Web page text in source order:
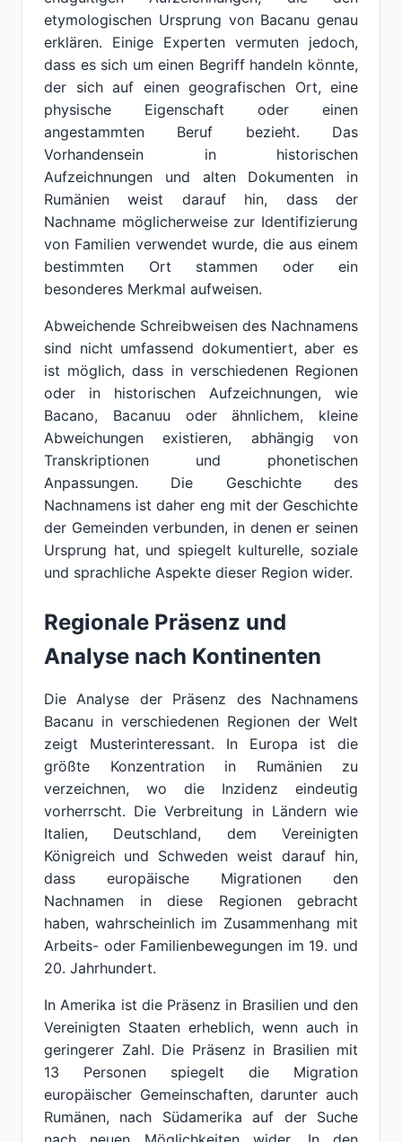
etymologischen Ursprung von Bacanu genau
erklären. Einige Experten vermuten jedoch,
dass es sich um einen Begriff handeln könnte,
der sich auf einen geografischen Ort, eine
physische Eigenschaft oder einen
angestammten Beruf bezieht. Das
Vorhandensein in historischen
Aufzeichnungen und alten Dokumenten in
Rumänien weist darauf hin, dass der
Nachname möglicherweise zur Identifizierung
von Familien verwendet wurde, die aus einem
bestimmten Ort stammen oder ein
besonderes Merkmal aufweisen.
Abweichende Schreibweisen des Nachnamens
sind nicht umfassend dokumentiert, aber es
ist möglich, dass in verschiedenen Regionen
oder in historischen Aufzeichnungen, wie
Bacano, Bacanuu oder ähnlichem, kleine
Abweichungen existieren, abhängig von
Transkriptionen und phonetischen
Anpassungen. Die Geschichte des
Nachnamens ist daher eng mit der Geschichte
der Gemeinden verbunden, in denen er seinen
Ursprung hat, und spiegelt kulturelle, soziale
und sprachliche Aspekte dieser Region wider.
Regionale Präsenz und
Analyse nach Kontinenten
Die Analyse der Präsenz des Nachnamens
Bacanu in verschiedenen Regionen der Welt
zeigt Musterinteressant. In Europa ist die
größte Konzentration in Rumänien zu
verzeichnen, wo die Inzidenz eindeutig
vorherrscht. Die Verbreitung in Ländern wie
Italien, Deutschland, dem Vereinigten
Königreich und Schweden weist darauf hin,
dass europäische Migrationen den
Nachnamen in diese Regionen gebracht
haben, wahrscheinlich im Zusammenhang mit
Arbeits- oder Familienbewegungen im 19. und
20. Jahrhundert.
In Amerika ist die Präsenz in Brasilien und den
Vereinigten Staaten erheblich, wenn auch in
geringerer Zahl. Die Präsenz in Brasilien mit
13 Personen spiegelt die Migration
europäischer Gemeinschaften, darunter auch
Rumänen, nach Südamerika auf der Suche